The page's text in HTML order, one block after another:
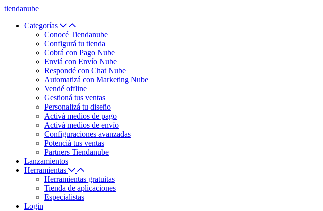
tiendanube
Categorías
Conocé Tiendanube
Configurá tu tienda
Cobrá con Pago Nube
Enviá con Envío Nube
Respondé con Chat Nube
Automatizá con Marketing Nube
Vendé offline
Gestioná tus ventas
Personalizá tu diseño
Activá medios de pago
Activá medios de envío
Configuraciones avanzadas
Potenciá tus ventas
Partners Tiendanube
Lanzamientos
Herramientas
Herramientas gratuitas
Tienda de aplicaciones
Especialistas
Login